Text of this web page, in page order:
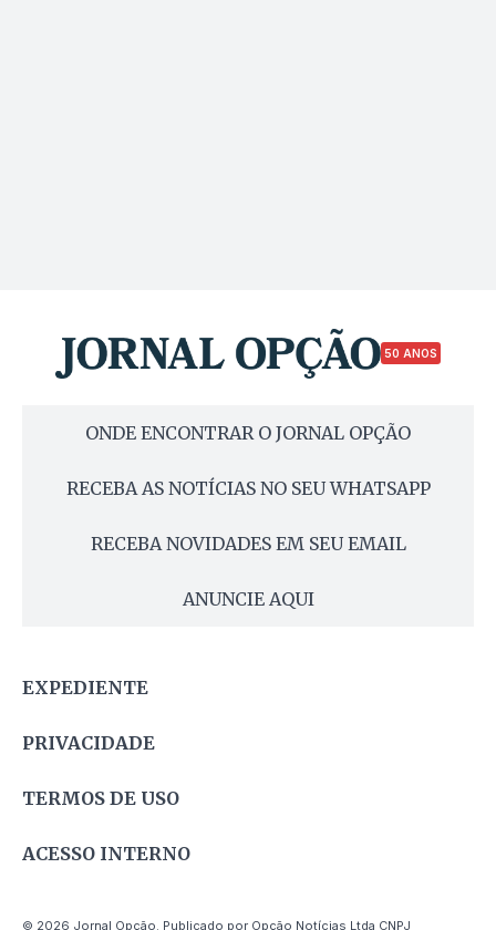
50 ANOS
ONDE ENCONTRAR O JORNAL OPÇÃO
RECEBA AS NOTÍCIAS NO SEU WHATSAPP
RECEBA NOVIDADES EM SEU EMAIL
ANUNCIE AQUI
EXPEDIENTE
PRIVACIDADE
TERMOS DE USO
ACESSO INTERNO
© 2026 Jornal Opção. Publicado por Opção Notícias Ltda CNPJ